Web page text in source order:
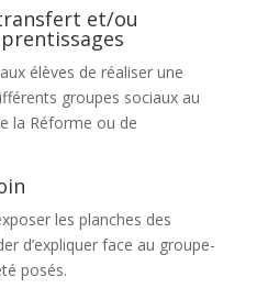
et/ou
élèves de réaliser une
groupes sociaux au
la Réforme ou de
les planches des
d’expliquer face au groupe-
posés.